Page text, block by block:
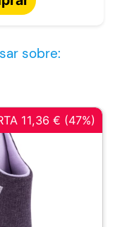
sobre:
11,36 € (47%)